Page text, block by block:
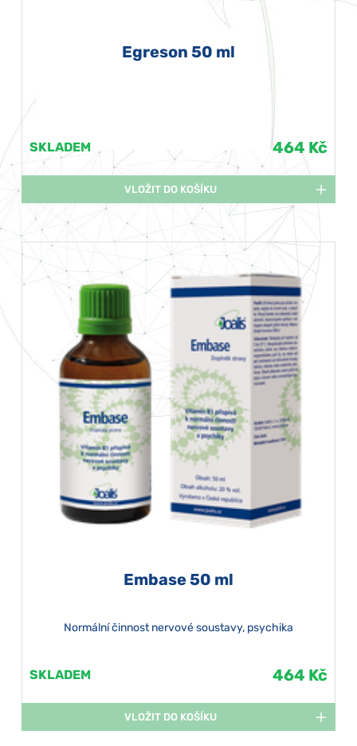
Egreson 50 ml
SKLADEM 464 Kč
VLOŽIT DO KOŠÍKU
Embase 50 ml
Normální činnost nervové soustavy, psychika
SKLADEM 464 Kč
VLOŽIT DO KOŠÍKU